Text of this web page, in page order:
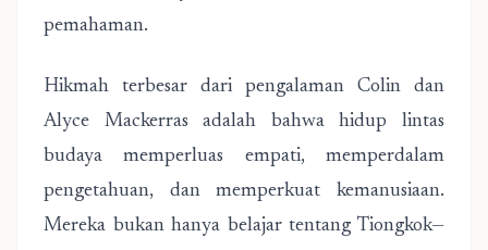
pemahaman.
Hikmah terbesar dari pengalaman Colin dan
Alyce Mackerras adalah bahwa hidup lintas
budaya memperluas empati, memperdalam
pengetahuan, dan memperkuat kemanusiaan.
Mereka bukan hanya belajar tentang Tiongkok—